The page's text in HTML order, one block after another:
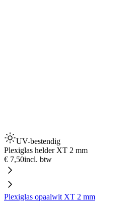
UV-bestendig
Plexiglas helder XT 2 mm
€ 7,50incl. btw
Plexiglas opaalwit XT 2 mm